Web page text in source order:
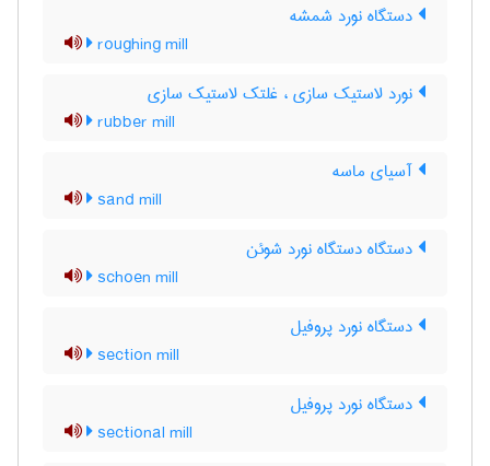
دستگاه نورد شمشه
roughing mill
نورد لاستیک سازی ، غلتک لاستیک سازی
rubber mill
آسیای ماسه
sand mill
دستگاه دستگاه نورد شوئن
schoen mill
دستگاه نورد پروفیل
section mill
دستگاه نورد پروفیل
sectional mill